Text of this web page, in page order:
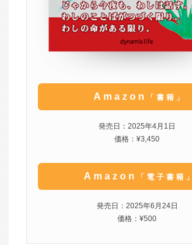
Amazon 「書籍」
発売日：2025年4月1日
価格：¥3,450
Amazon 「電子書籍」
発売日：2025年6月24日
価格：¥500